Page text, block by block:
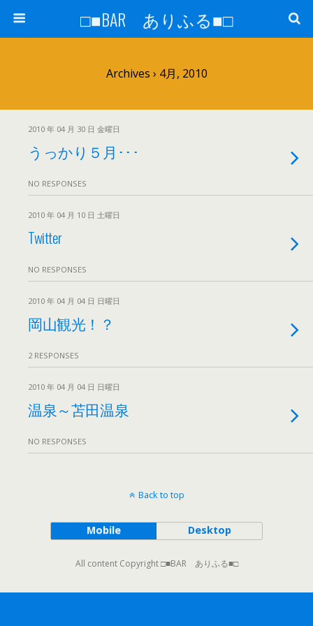
□■BAR ありふる■□
Archives › 4月, 2010
2010 年 04 月 30 日 金曜日
うっかり５月･･･
NO RESPONSES
2010 年 04 月 10 日 土曜日
Twitter
NO RESPONSES
2010 年 04 月 04 日 日曜日
岡山観光！？
2 RESPONSES
2010 年 04 月 04 日 日曜日
温泉～苫田温泉
NO RESPONSES
Back to top
Mobile Desktop
All content Copyright □■BAR ありふる■□